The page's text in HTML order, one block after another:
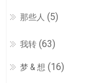
那些人 (5)
我转 (63)
梦 & 想 (16)